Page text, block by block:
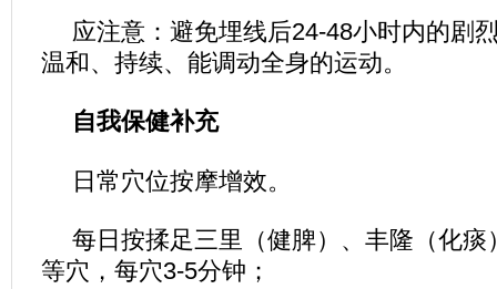
应注意：避免埋线后24-48小时内的剧
温和、持续、能调动全身的运动。
自我保健补充
日常穴位按摩增效。
每日按揉足三里（健脾）、丰隆（化痰
等穴，每穴3-5分钟；